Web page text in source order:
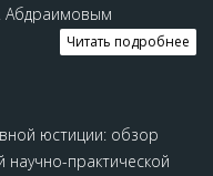
Абдраимовым
Читать подробнее
юстиции: обзор
практической